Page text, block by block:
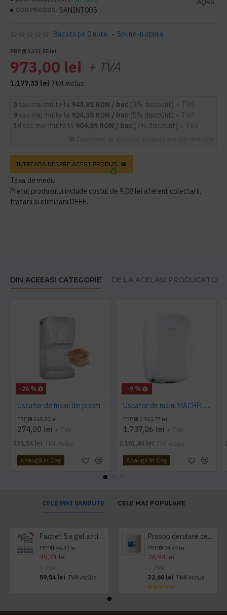
COD PRODUS: SANINT005
Bazată pe 0 note. - Spune-ţi opinia
PRP 1.313,55 lei
973,00 lei + TVA
1.177,33 lei TVA inclus
5 sau mai multe la 943,81 RON / buc (3% discount)
9 sau mai multe la 924,35 RON / buc (5% discount)
14 sau mai multe la 904,89 RON / buc (7% discount)
INTREABA DESPRE ACEST PRODUS
Taxa de mediu
Pretul produsului include costul de 9,08 lei aferent colectarii,
tratarii si eliminarii DEEE.
DIN ACEEASI CATEGORIE DE LA ACELASI PRODUCATOR
-26 %
Uscator de maini din plastic 1400 W AQAS
PRP 369,90 lei
274,00 lei + TVA
331,54 lei TVA inclus
Adaugă în Coş
-9 %
Uscator de maini MACHFLOW, gama Eco, actionare cu senzor, Mediclinics
PRP 1.910,77 lei
1.737,06 lei + TVA
2.101,84 lei TVA inclus
Adaugă în Coş
CELE MAI VANDUTE CELE MAI POPULARE
Pachet 5 x gel antibacterian 50ml si 3 x Servetele antibacteriene 48 buc Hygienium
PRP 66,43 lei
49,21 lei
+ TVA
59,54 lei TVA inclus
Prosop derulare centrala 1 pliu, 300 m Tork
PRP 34,65 lei
26,94 lei
+ TVA
32,60 lei TVA inclus